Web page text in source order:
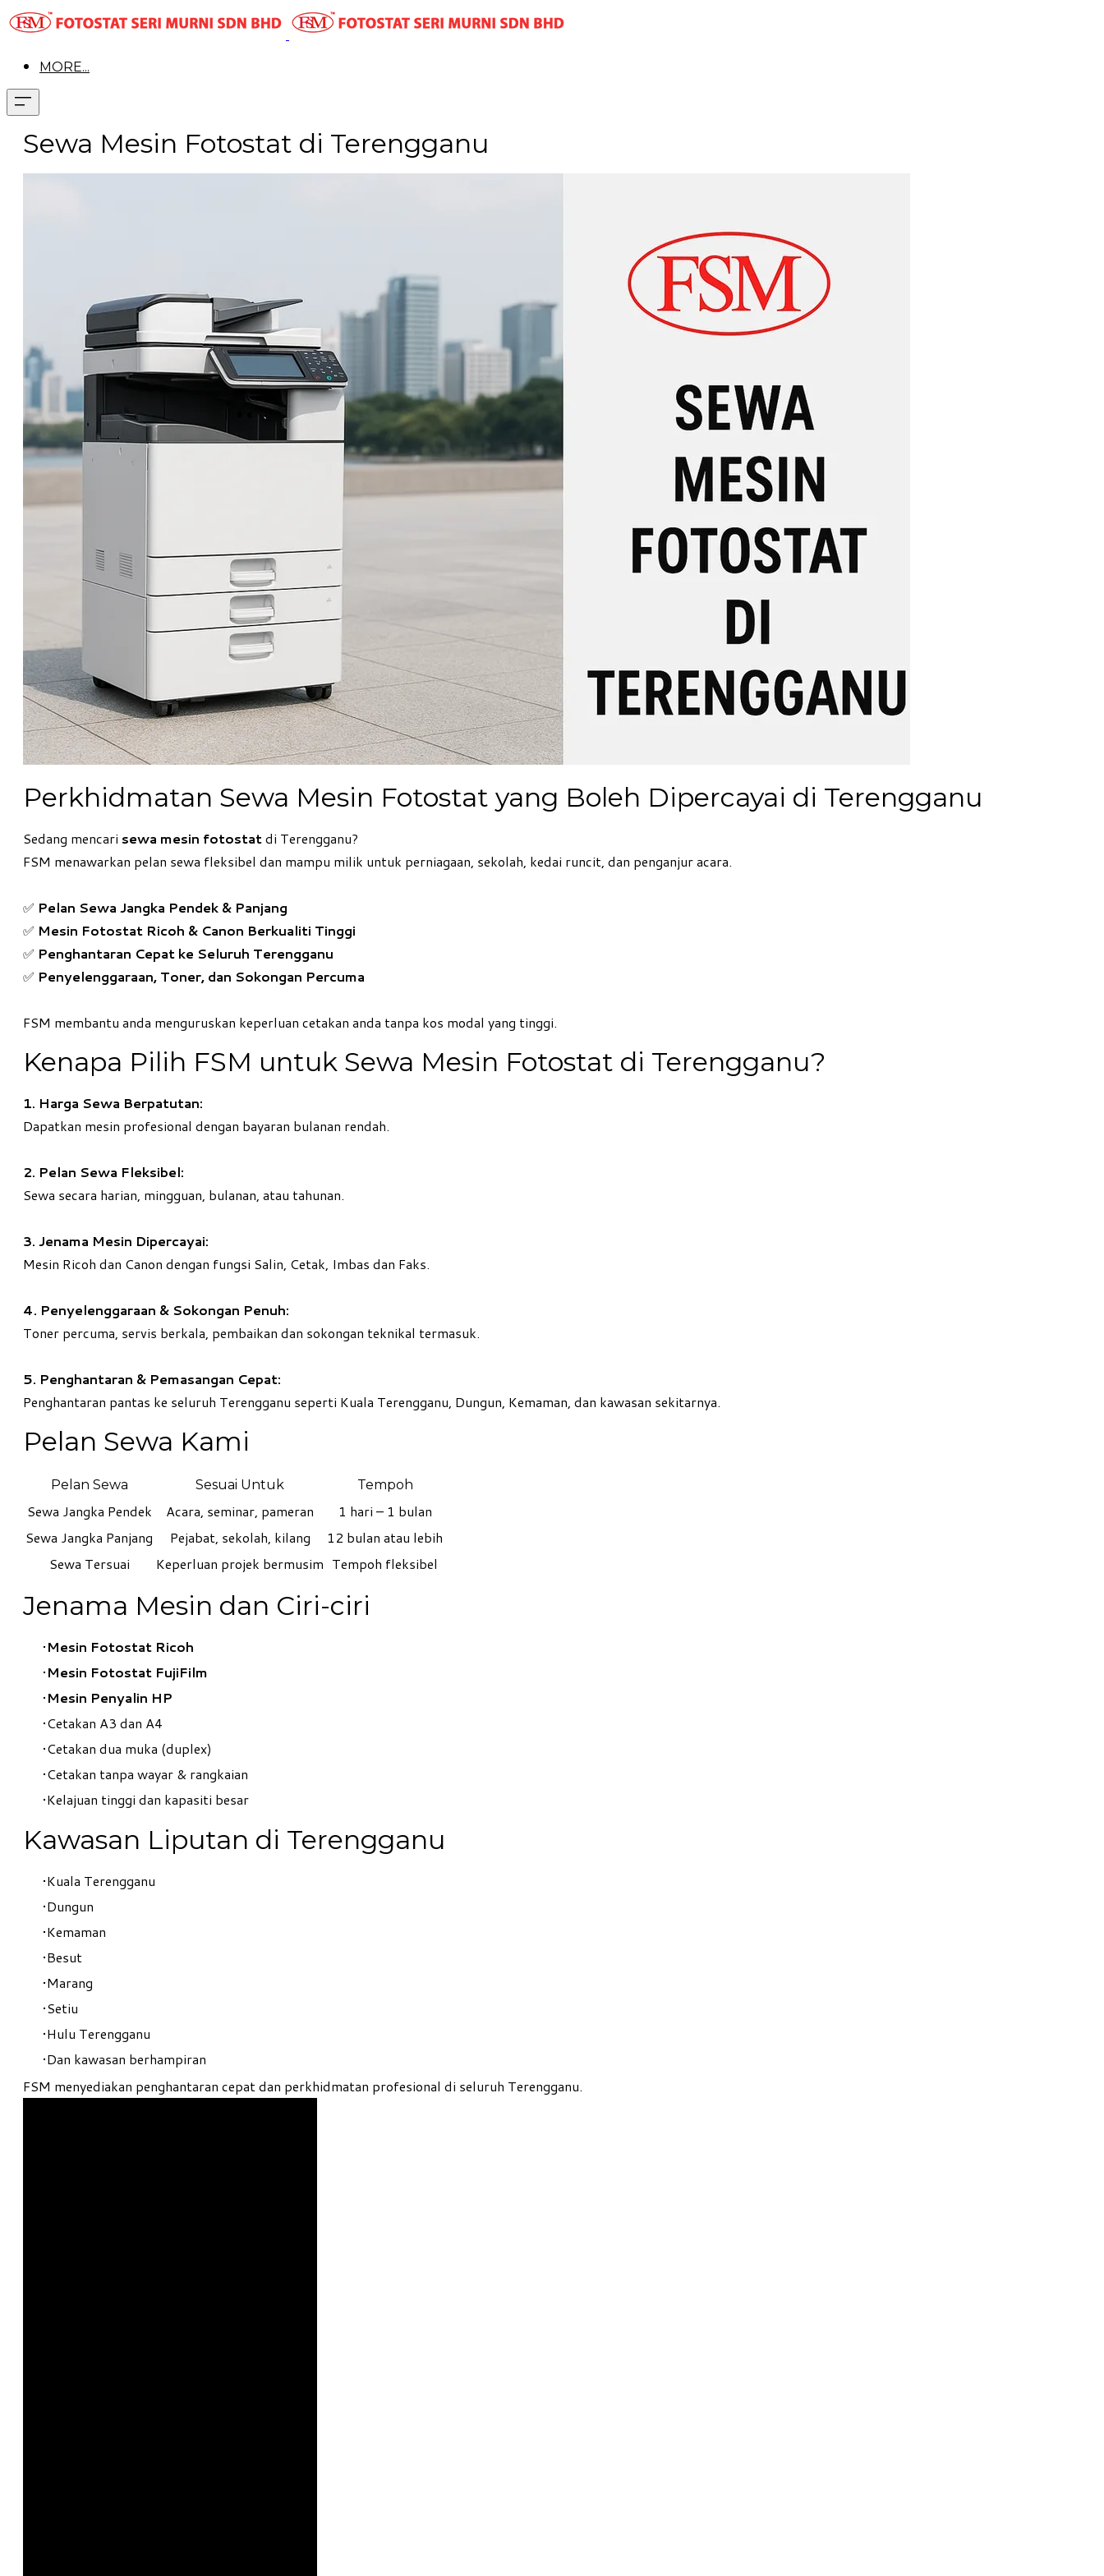
MORE...
Sewa Mesin Fotostat di Terengganu
Perkhidmatan Sewa Mesin Fotostat yang Boleh Dipercayai di Terengganu
Sedang mencari sewa mesin fotostatdi Terengganu?
FSM menawarkan pelan sewa fleksibel dan mampu milik untuk perniagaan, sekolah, kedai runcit, dan penganjur acara.
✅ Pelan Sewa Jangka Pendek & Panjang
✅ Mesin Fotostat Ricoh & Canon Berkualiti Tinggi
✅ Penghantaran Cepat ke Seluruh Terengganu
✅ Penyelenggaraan, Toner, dan Sokongan Percuma
FSM membantu anda menguruskan keperluan cetakan anda tanpa kos modal yang tinggi.
Kenapa Pilih FSM untuk Sewa Mesin Fotostat di Terengganu?
1. Harga Sewa Berpatutan:
Dapatkan mesin profesional dengan bayaran bulanan rendah.
2. Pelan Sewa Fleksibel:
Sewa secara harian, mingguan, bulanan, atau tahunan.
3. Jenama Mesin Dipercayai:
Mesin Ricoh dan Canon dengan fungsi Salin, Cetak, Imbas dan Faks.
4. Penyelenggaraan & Sokongan Penuh:
Toner percuma, servis berkala, pembaikan dan sokongan teknikal termasuk.
5. Penghantaran & Pemasangan Cepat:
Penghantaran pantas ke seluruh Terengganu seperti Kuala Terengganu, Dungun, Kemaman, dan kawasan sekitarnya.
Pelan Sewa Kami
Pelan Sewa Sesuai Untuk Tempoh
Sewa Jangka Pendek Acara, seminar, pameran
1 hari – 1 bulan
Sewa Jangka Panjang
Pejabat, sekolah, kilang
12 bulan atau lebih
Sewa Tersuai
Keperluan projek bermusim Tempoh fleksibel
Jenama Mesin dan Ciri-ciri
Mesin Fotostat Ricoh
Mesin Fotostat FujiFilm
​Mesin Penyalin HP
Cetakan A3 dan A4
Cetakan dua muka (duplex)
Cetakan tanpa wayar & rangkaian
Kelajuan tinggi dan kapasiti besar
Kawasan Liputan di Terengganu
Kuala Terengganu
Dungun
Kemaman
Besut
Marang
Setiu
Hulu Terengganu
Dan kawasan berhampiran
FSM menyediakan penghantaran cepat dan perkhidmatan profesional di seluruh Terengganu.